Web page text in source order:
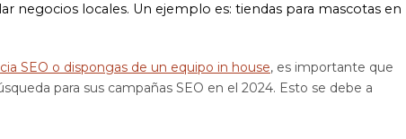
negocios locales. Un ejemplo es: tiendas para mascotas en
SEO o dispongas de un equipo in house, es importante que
para sus campañas SEO en el 2024. Esto se debe a